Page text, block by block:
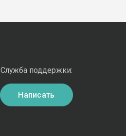
Служба поддержки:
Написать